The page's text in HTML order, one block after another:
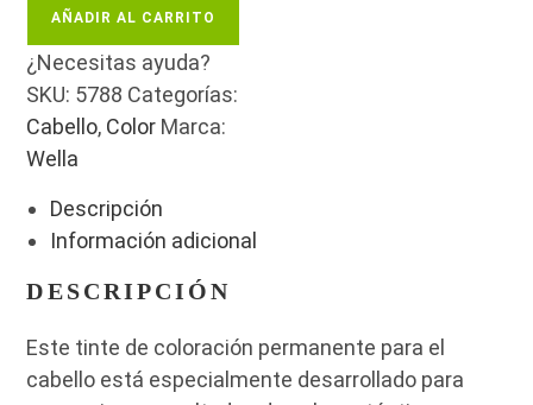
AÑADIR AL CARRITO
¿Necesitas ayuda?
SKU: 5788 Categorías:
Cabello, Color Marca:
Wella
Descripción
Información adicional
DESCRIPCIÓN
Este tinte de coloración permanente para el
cabello está especialmente desarrollado para